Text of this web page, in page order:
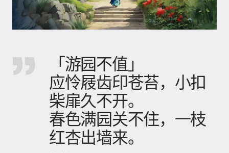
「游园不值」
应怜屐齿印苍苔，小扣
柴扉久不开。
春色满园关不住，一枝
红杏出墙来。